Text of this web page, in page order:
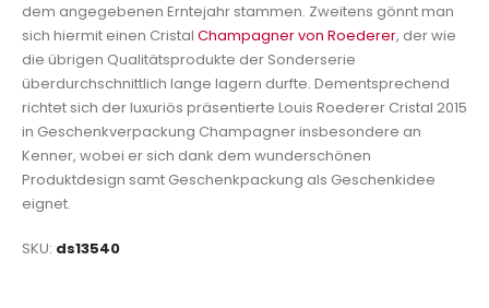
dem angegebenen Erntejahr stammen. Zweitens gönnt man
sich hiermit einen Cristal Champagner von Roederer, der wie
die übrigen Qualitätsprodukte der Sonderserie
überdurchschnittlich lange lagern durfte. Dementsprechend
richtet sich der luxuriös präsentierte Louis Roederer Cristal 2015
in Geschenkverpackung Champagner insbesondere an
Kenner, wobei er sich dank dem wunderschönen
Produktdesign samt Geschenkpackung als Geschenkidee
eignet.
SKU ds13540